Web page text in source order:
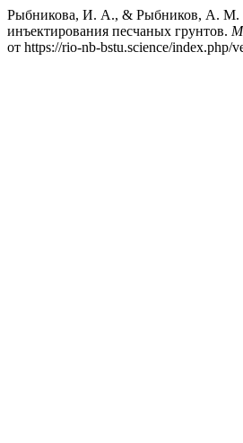
Рыбникова, И. А., & Рыбников, А. М.
инъектирования песчаных грунтов.
от https://rio-nb-bstu.science/index.php/